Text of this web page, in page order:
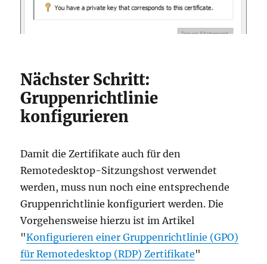
Nächster Schritt:
Gruppenrichtlinie
konfigurieren
Damit die Zertifikate auch für den
Remotedesktop-Sitzungshost verwendet
werden, muss nun noch eine entsprechende
Gruppenrichtlinie konfiguriert werden. Die
Vorgehensweise hierzu ist im Artikel
"Konfigurieren einer Gruppenrichtlinie (GPO)
für Remotedesktop (RDP) Zertifikate"